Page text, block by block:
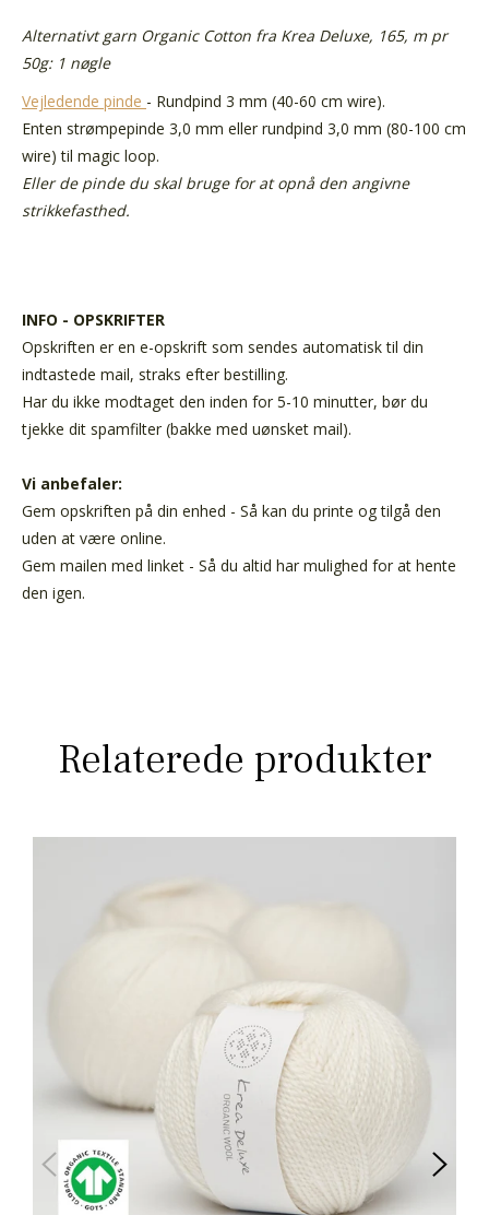
Alternativt garn Organic Cotton fra Krea Deluxe, 165, m pr
50g: 1 nøgle
Vejledende pinde - Rundpind 3 mm (40-60 cm wire).
Enten strømpepinde 3,0 mm eller rundpind 3,0 mm (80-100 cm
wire) til magic loop.
Eller de pinde du skal bruge for at opnå den angivne
strikkefasthed.
INFO - OPSKRIFTER
Opskriften er en e-opskrift som sendes automatisk til din
indtastede mail, straks efter bestilling.
Har du ikke modtaget den inden for 5-10 minutter, bør du
tjekke dit spamfilter (bakke med uønsket mail).
Vi anbefaler:
Gem opskriften på din enhed - Så kan du printe og tilgå den
uden at være online.
Gem mailen med linket - Så du altid har mulighed for at hente
den igen.
Relaterede produkter